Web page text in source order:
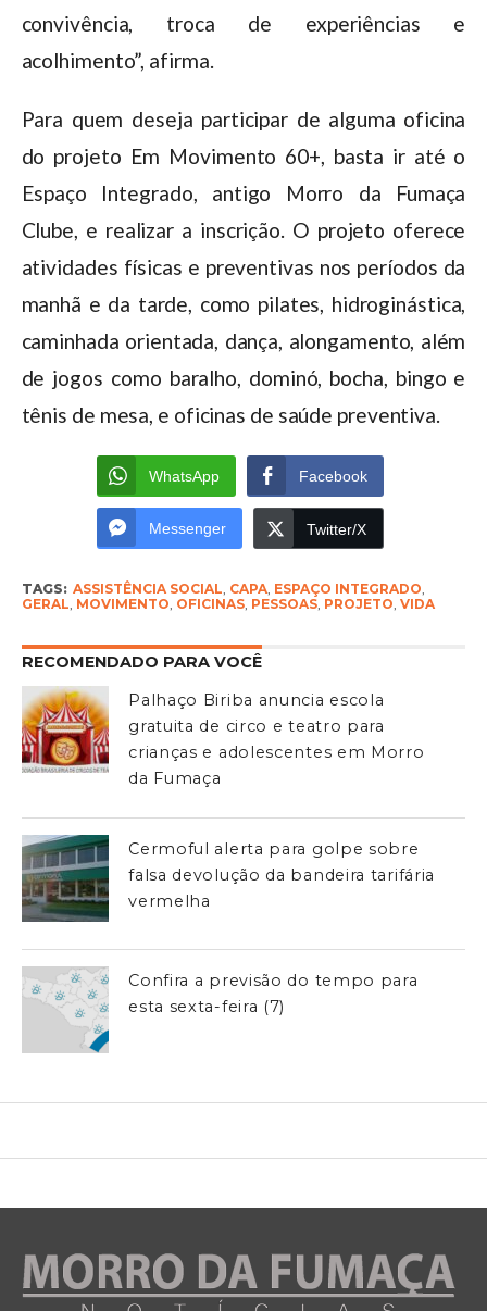
convivência, troca de experiências e
acolhimento”, afirma.
Para quem deseja participar de alguma oficina
do projeto Em Movimento 60+, basta ir até o
Espaço Integrado, antigo Morro da Fumaça
Clube, e realizar a inscrição. O projeto oferece
atividades físicas e preventivas nos períodos da
manhã e da tarde, como pilates, hidroginástica,
caminhada orientada, dança, alongamento, além
de jogos como baralho, dominó, bocha, bingo e
tênis de mesa, e oficinas de saúde preventiva.
WhatsApp Facebook
Messenger Twitter/X
TAGS: ASSISTÊNCIA SOCIAL CAPA, ESPAÇO INTEGRADO
GERAL MOVIMENTO OFICINAS, PESSOAS, PROJETO VIDA
RECOMENDADO PARA VOCÊ
Palhaço Biriba anuncia escola
gratuita de circo e teatro para
crianças e adolescentes em Morro
da Fumaça
Cermoful alerta para golpe sobre
falsa devolução da bandeira tarifária
vermelha
Confira a previsão do tempo para
esta sexta-feira (7)